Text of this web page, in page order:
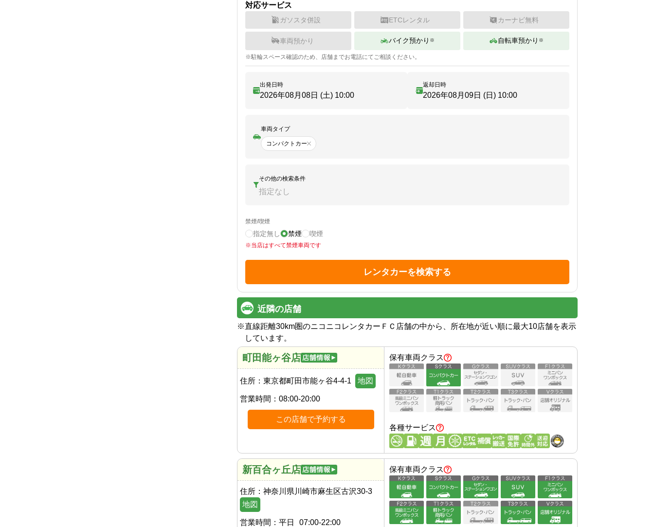
対応サービス
ガソスタ併設 ETCレンタル カーナビ無料
車両預かり バイク預かり ※ 自転車預かり ※
※駐輪スペース確認のため、店舗までお電話にてご相談ください。
出発日時
2026年08月08日 (土) 10:00
返却日時
2026年08月09日 (日) 10:00
車両タイプ
コンパクトカー
その他の検索条件
指定なし
禁煙/喫煙
指定無し 禁煙 喫煙
※当店はすべて禁煙車両です
レンタカーを検索する
近隣の店舗
※直線距離30km圏のニコニコレンタカーＦＣ店舗の中から、所在地が近い順に最大10店舗を表示
しています。
町田能ヶ谷店
住所： 東京都町田市能ヶ谷4-4-1 地図
営業時間： 08:00-20:00
この店舗で予約する
保有車両クラス
各種サービス
新百合ヶ丘店
住所： 神奈川県川崎市麻生区古沢30-3
地図
営業時間： 平日 07:00-22:00
保有車両クラス